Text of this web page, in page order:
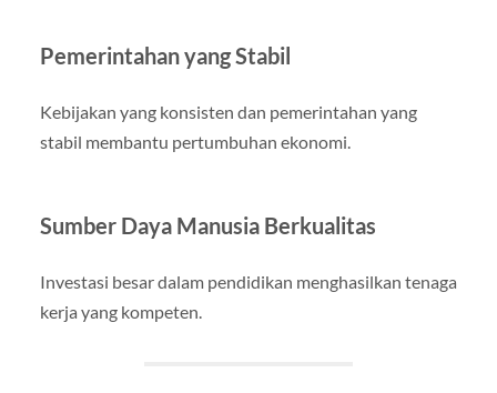
Pemerintahan yang Stabil
Kebijakan yang konsisten dan pemerintahan yang
stabil membantu pertumbuhan ekonomi.
Sumber Daya Manusia Berkualitas
Investasi besar dalam pendidikan menghasilkan tenaga
kerja yang kompeten.